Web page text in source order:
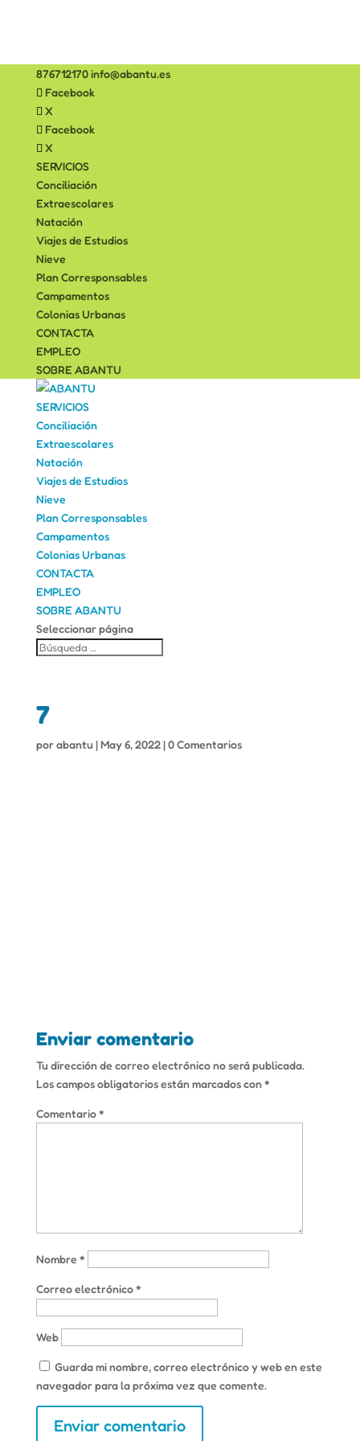
876712170info@abantu.es
Facebook
X
Facebook
X
SERVICIOS
Conciliación
Extraescolares
Natación
Viajes de Estudios
Nieve
Plan Corresponsables
Campamentos
Colonias Urbanas
CONTACTA
EMPLEO
SOBRE ABANTU
SERVICIOS
Conciliación
Extraescolares
Natación
Viajes de Estudios
Nieve
Plan Corresponsables
Campamentos
Colonias Urbanas
CONTACTA
EMPLEO
SOBRE ABANTU
Seleccionar página
7
porabantu |May 6, 2022|0 Comentarios
Enviar comentario
Tu dirección de correo electrónico no será publicada.
Los campos obligatorios están marcados con*
Comentario*
Nombre *
Correo electrónico*
Web
Guarda mi nombre, correo electrónico y web en este
navegador para la próxima vez que comente.